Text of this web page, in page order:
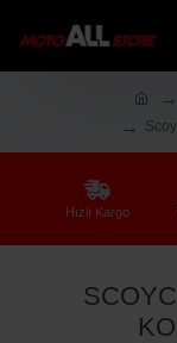
Hızlı Kargo